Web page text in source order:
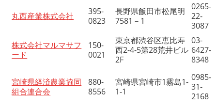
丸西産業株式会社
395-
0823
長野県飯田市松尾明
7581－1
0265-
22-
3087
株式会社マルマサフ
ード
150-
0021
東京都渋谷区恵比寿
西2-4-5第28荒井ビル
2F
03-
6427-
8348
宮崎県経済農業協同
組合連合会
880-
8556
宮崎県宮崎市1霧島1-
1-1
0985-
31-
2168